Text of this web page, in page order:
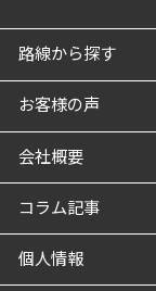
路線から探す
お客様の声
会社概要
コラム記事
個人情報